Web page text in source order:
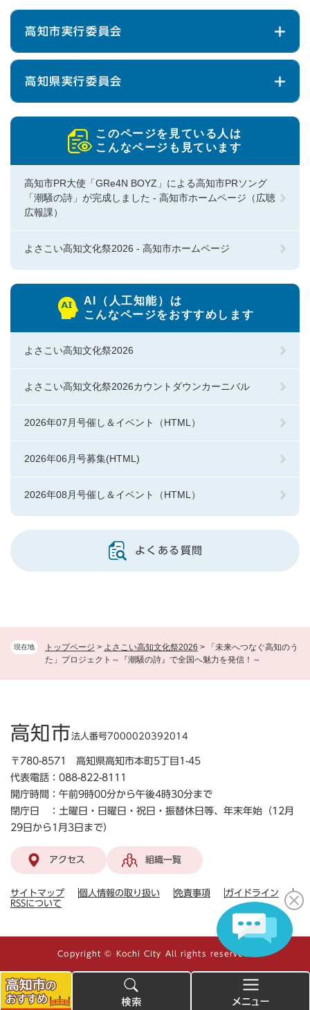
高
現在地 トップページ > よさこい高知文化祭2026 >
「未来へつなぐ高知のう
た」プロジェクト～『潮騒の詩』で全国へ魅力を発信！～
高知市実行委員会
高知県実行委員会
このページを見ている人は
こんなページも見ています
高知市PR大使「GRe4N BOYZ」による高知市PRソング
「潮騒の詩」が完成しました - 高知市ホームページ（広聴
広報課）
よさこい高知文化祭2026 - 高知市ホームページ
AI（人工知能）は
こんなページをおすすめします
よさこい高知文化祭2026
よさこい高知文化祭2026カウントダウンカーニバル
2026年07月号催し＆イベント（HTML）
2026年06月号募集(HTML)
2026年08月号催し＆イベント（HTML）
よくある質問
高知市法人番号7000020392014
〒780-8571 高知県高知市本町5丁目1-45
代表電話：088-822-8111
開庁時間：午前9時00分から午後4時30分まで
閉庁日 ：土曜日・日曜日・祝日・振替休日等、年末年始（12月
29日から1月3日まで）
アクセス 組織一覧
サイトマップ 個人情報の取り扱い 免責事項
ガイドライン
RSSについて
Copyright © Kochi City All rights reserved.